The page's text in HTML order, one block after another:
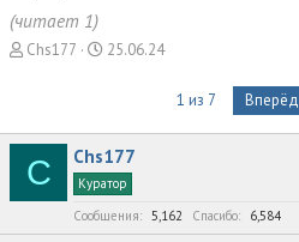
(читает 1)
А
р
е
м
Chs177
Д
н
а
ч
а
л
25.06.24
1 из 7 Вперёд
C Chs177
Куратор
Сообщения
5,162 Спасибо 6,584